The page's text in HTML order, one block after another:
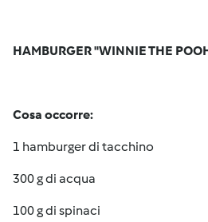
HAMBURGER "WINNIE THE
Cosa occorre:
1 hamburger di tacchino
300 g di acqua
100 g di spinaci